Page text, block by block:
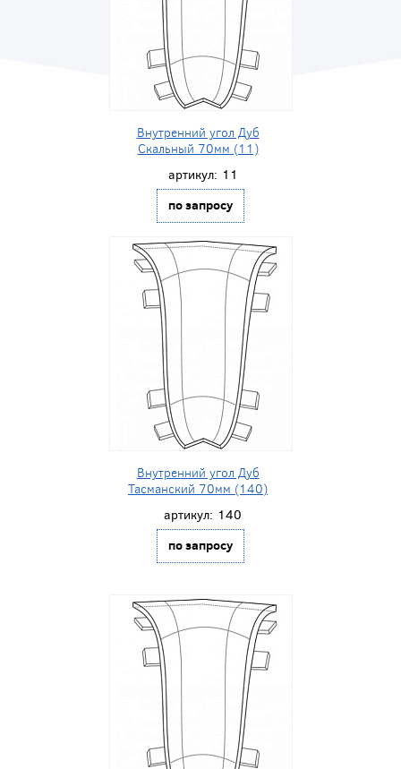
Внутренний угол Дуб
Скальный 70мм (11)
артикул: 11
по запросу
Внутренний угол Дуб
Тасманский 70мм (140)
артикул: 140
по запросу